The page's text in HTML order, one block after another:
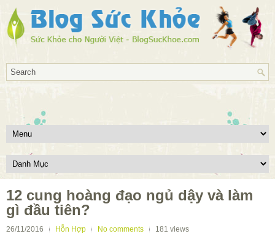
12 cung hoàng đạo ngủ dậy và làm
gì đầu tiên?
26/11/2016 Hỗn Hợp No comments 181 views